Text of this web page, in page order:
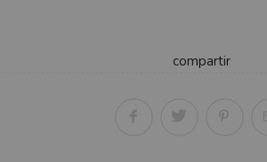
compartir